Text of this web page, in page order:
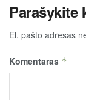
Parašykite
El. pašto adresas
Komentaras *